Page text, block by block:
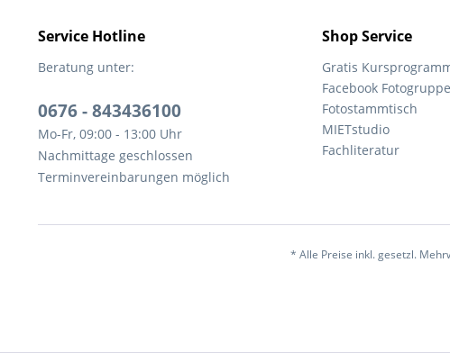
Service Hotline
Beratung unter:
0676 - 843436100
Mo-Fr, 09:00 - 13:00 Uhr
Nachmittage geschlossen
Terminvereinbarungen möglich
Shop Service
Gratis
Facebook Fotogruppe
Fotostammtisch
MIETstudio
Fachliteratur
* Alle Preise inkl. gesetzl.